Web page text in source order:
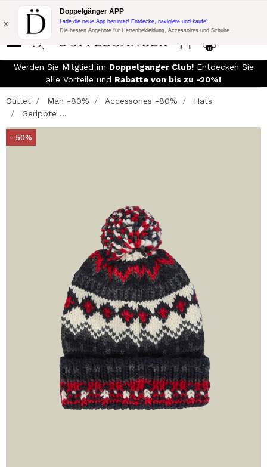
Blitzangebot:
10% Extra-Rabatt auf 300€ Einkauf mit Code:
DOPPEL300
0
x
Doppelgänger APP
Lade die neue App herunter! Entdecke, navigiere und kaufe!
Die besten Angebote für Herrenbekleidung, Accessoires und Schuhe
Werden Sie Mitglied im Doppelganger Club!Entdecken Sie
alle Vorteile und Rabatte von bis zu -20%!
Outlet Man -80% Accessories -80%
Hats
Gerippte ...
- 50%